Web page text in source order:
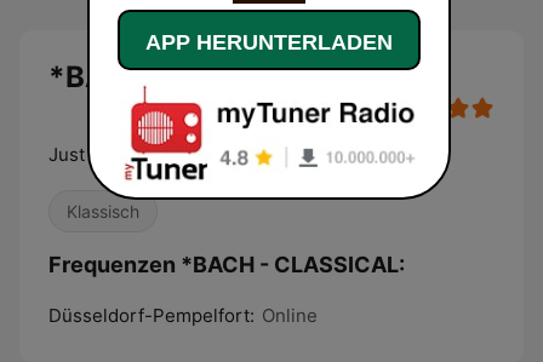
*BACH - CLASSICAL Live
Just Music. 24/7
Klassisch
Frequenzen *BACH - CLASSICAL:
Düsseldorf-Pempelfort: Online
APP HERUNTERLADEN